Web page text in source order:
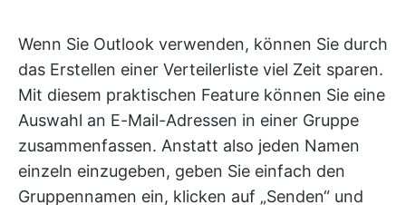
Wenn Sie Outlook verwenden, können Sie durch
das Erstellen einer Verteilerliste viel Zeit sparen.
Mit diesem praktischen Feature können Sie eine
Auswahl an E-Mail-Adressen in einer Gruppe
zusammenfassen. Anstatt also jeden Namen
einzeln einzugeben, geben Sie einfach den
Gruppennamen ein, klicken auf „Senden“ und